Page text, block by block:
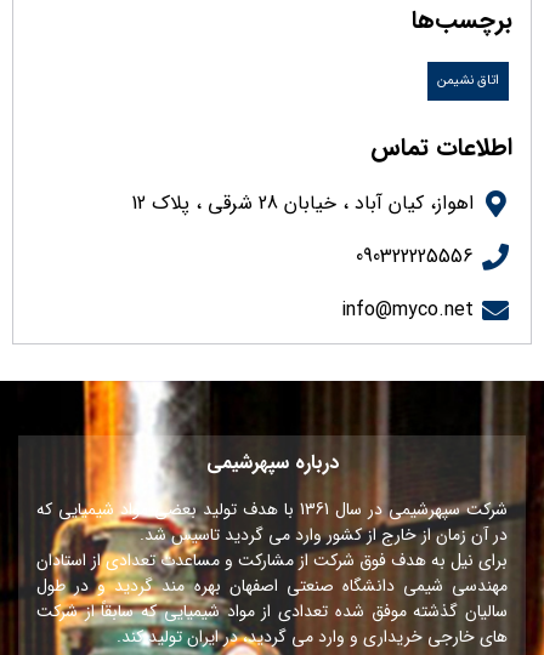
برچسب‌ها
اتاق نشیمن
اطلاعات تماس
اهواز، کیان آباد ، خیابان 28 شرقی ، پلاک 12
090322225556
info@myco.net
درباره سپهرشیمی
شرکت سپهرشیمی در سال 1361 با هدف تولید بعضی مواد شیمیایی که
در آن زمان از خارج از کشور وارد می گردید تاسیس شد.
برای نیل به هدف فوق شرکت از مشارکت و مساعدت تعدادی از استادان
مهندسی شیمی دانشگاه صنعتی اصفهان بهره مند گردید و در طول
سالیان گذشته موفق شده تعدادی از مواد شیمیایی که سابقاً از شرکت
های خارجی خریداری و وارد می گردید، در ایران تولید کند.